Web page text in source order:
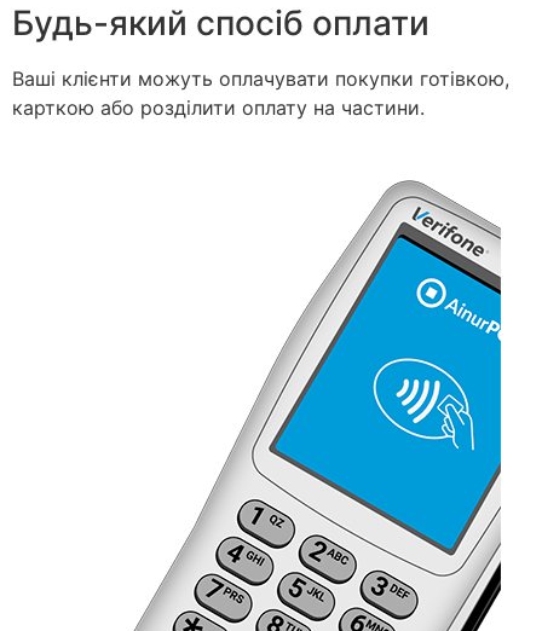
Будь-який спосіб оплати
Ваші клієнти можуть оплачувати покупки готівкою,
карткою або розділити оплату на частини.